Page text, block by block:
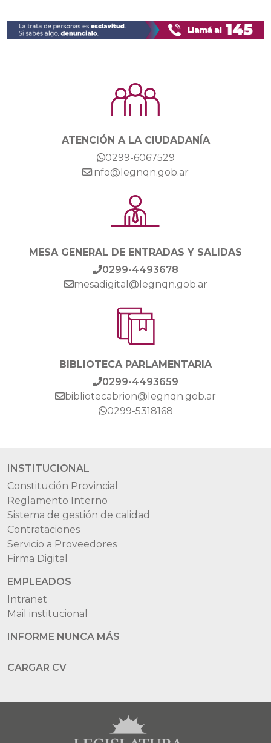
ATENCIÓN A LA CIUDADANÍA
0299-6067529
info@legnqn.gob.ar
MESA GENERAL DE ENTRADAS Y SALIDAS
0299-4493678
mesadigital@legnqn.gob.ar
BIBLIOTECA PARLAMENTARIA
0299-4493659
bibliotecabrion@legnqn.gob.ar
0299-5318168
INSTITUCIONAL
Constitución Provincial
Reglamento Interno
Sistema de gestión de calidad
Contrataciones
Servicio a Proveedores
Firma Digital
EMPLEADOS
Intranet
Mail institucional
INFORME NUNCA MÁS
CARGAR CV